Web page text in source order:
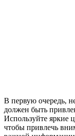
В первую очередь,
должен быть
Используйте яркие
чтобы привлечь